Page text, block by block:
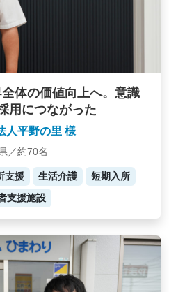
体の価値向上へ。意識
用につながった
人平野の里 様
／約70名
支援 生活介護
短期入所
支援施設